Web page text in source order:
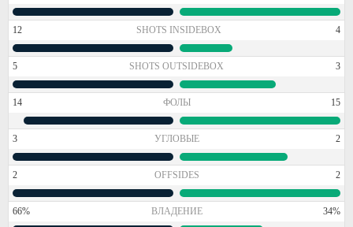
12 SHOTS INSIDEBOX 4
5 SHOTS OUTSIDEBOX 3
14 ФОЛЫ 15
3 УГЛОВЫЕ 2
2 OFFSIDES 2
66% ВЛАДЕНИЕ 34%